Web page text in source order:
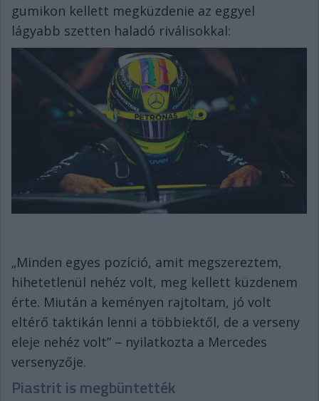
gumikon kellett megküzdenie az eggyel
lágyabb szetten haladó riválisokkal:
„Minden egyes pozíció, amit megszereztem,
hihetetlenül nehéz volt, meg kellett küzdenem
érte. Miután a keményen rajtoltam, jó volt
eltérő taktikán lenni a többiektől, de a verseny
eleje nehéz volt” – nyilatkozta a Mercedes
versenyzője.
Piastrit is megbüntették